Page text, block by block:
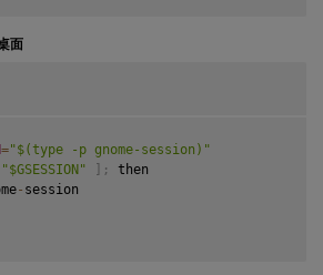
面
="$(type -p gnome-session)"
"$GSESSION" ;
then
- session